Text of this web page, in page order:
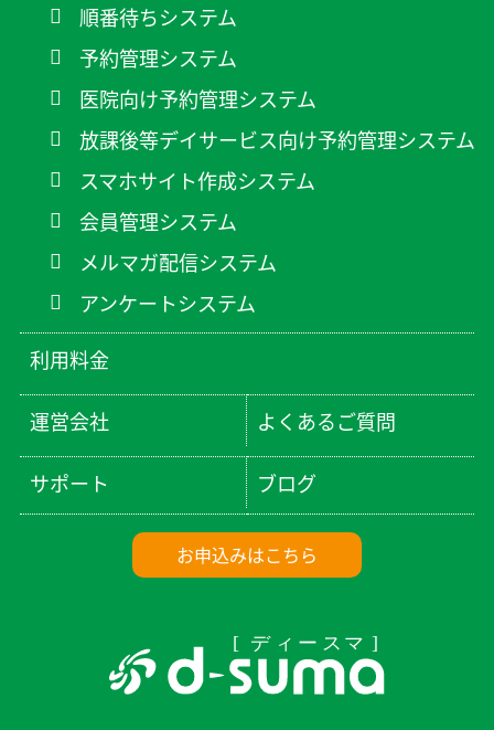
順番待ちシステム
予約管理システム
医院向け予約管理システム
放課後等デイサービス向け予約管理システム
スマホサイト作成システム
会員管理システム
メルマガ配信システム
アンケートシステム
利用料金
運営会社 よくあるご質問
サポート ブログ
お申込みはこちら